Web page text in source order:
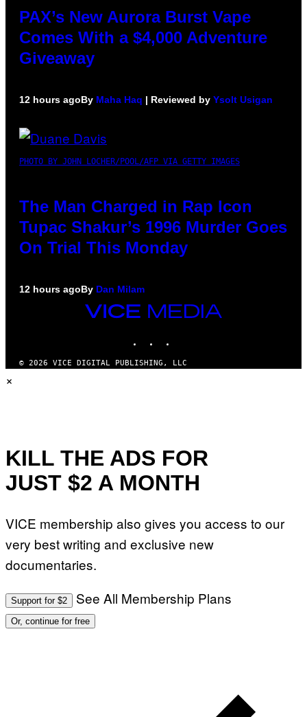
PAX’s New Aurora Burst Vape
Comes With a $4,000 Adventure
Giveaway
12 hours agoBy Maha Haq | Reviewed by Ysolt Usigan
PHOTO BY JOHN LOCHER/POOL/AFP VIA GETTY IMAGES
The Man Charged in Rap Icon
Tupac Shakur’s 1996 Murder Goes
On Trial This Monday
12 hours agoBy Dan Milam
VICE
© 2026 VICE DIGITAL PUBLISHING, LLC
×
KILL THE ADS FOR
JUST $2 A MONTH
VICE membership also gives you access to our
very best writing and exclusive new
documentaries.
Support for $2 See All Membership Plans
Or, continue for free